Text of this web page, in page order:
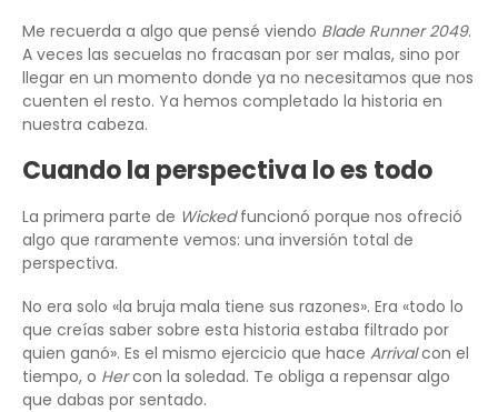
Me recuerda a algo que pensé viendo Blade Runner 2049.
A veces las secuelas no fracasan por ser malas, sino por
llegar en un momento donde ya no necesitamos que nos
cuenten el resto. Ya hemos completado la historia en
nuestra cabeza.
Cuando la perspectiva lo es todo
La primera parte de Wickedfuncionó porque nos ofreció
algo que raramente vemos: una inversión total de
perspectiva.
No era solo «la bruja mala tiene sus razones». Era «todo lo
que creías saber sobre esta historia estaba filtrado por
quien ganó». Es el mismo ejercicio que hace Arrivalcon el
tiempo, o Hercon la soledad. Te obliga a repensar algo
que dabas por sentado.